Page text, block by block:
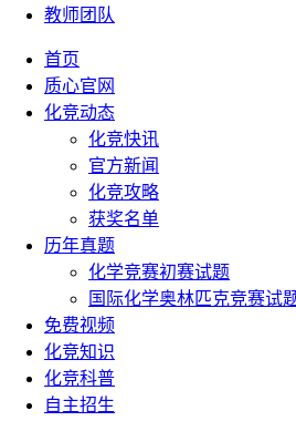
教师团队
首页
质心官网
化竞动态
化竞快讯
官方新闻
化竞攻略
获奖名单
历年真题
化学竞赛初赛试题
国际化学奥林匹克竞赛试
免费视频
化竞知识
化竞科普
自主招生